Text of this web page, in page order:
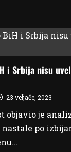
i Srbija nisu
23 veljače, 2023
objavio je
po